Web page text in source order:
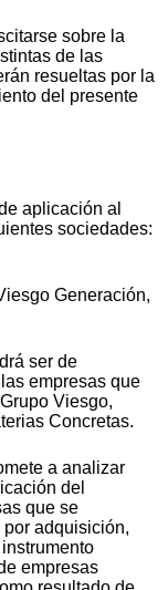
sobre la
de las
resueltas por la
del presente
aplicación al
sociedades:
Generación,
ser de
empresas que
Viesgo,
Concretas.
a analizar
del
que se
adquisición,
empresas